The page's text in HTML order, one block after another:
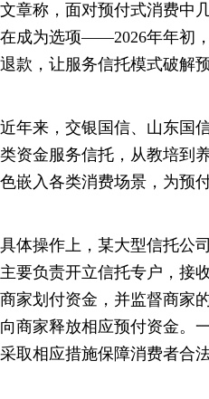
文章称，面对预付式消费中
在成为选项——2026年年初
退款，让服务信托模式破解
近年来，交银国信、山东国
类资金服务信托，从教培到
色嵌入各类消费场景，为预
具体操作上，某大型信托公
主要负责开立信托专户，接
商家划付资金，并监督商家
向商家释放相应预付资金。
采取相应措施保障消费者合法